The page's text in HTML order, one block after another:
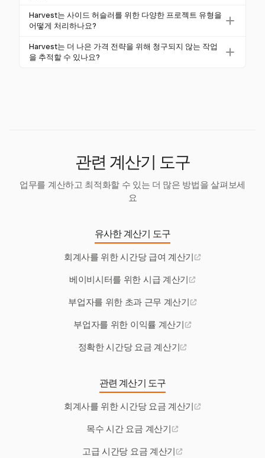
제공하여 고객의 요구와 시장 트렌드에 맞춰 가격 전략
을 조정하는 데 도움을 줍니다.
일반적인 실수로는 청구되지 않는 시간을 과소평가하
거나 수요에 따라 요금을 조정하지 않는 것이 있습니
하여 가격 함정을 피하고 사이드 허슬이 수익성을 유지
하도록 도와줍니다.
Harvest는 사이드 허슬러를 위한 다양한 프로젝트 유형을
어떻게 처리하나요?
Harvest는 시간 및 자재, 고정 요금과 같은 다양한 프로
젝트 유형을 지원하여 가격 전략을 조정할 수 있도록
Harvest는 더 나은 가격 전략을 위해 청구되지 않는 작업
을 추적할 수 있나요?
관련 계산기 도구
업무를 계산하고 최적화할 수 있는 더 많은 방법을 살펴보세
요
유사한 계산기 도구
회계사를 위한 시간당 급여 계산기
베이비시터를 위한 시급 계산기
부업자를 위한 초과 근무 계산기
부업자를 위한 이익률 계산기
정확한 시간당 요금 계산기
관련 계산기 도구
회계사를 위한 시간당 요금 계산기
목수 시간 요금 계산기
고급 시간당 요금 계산기